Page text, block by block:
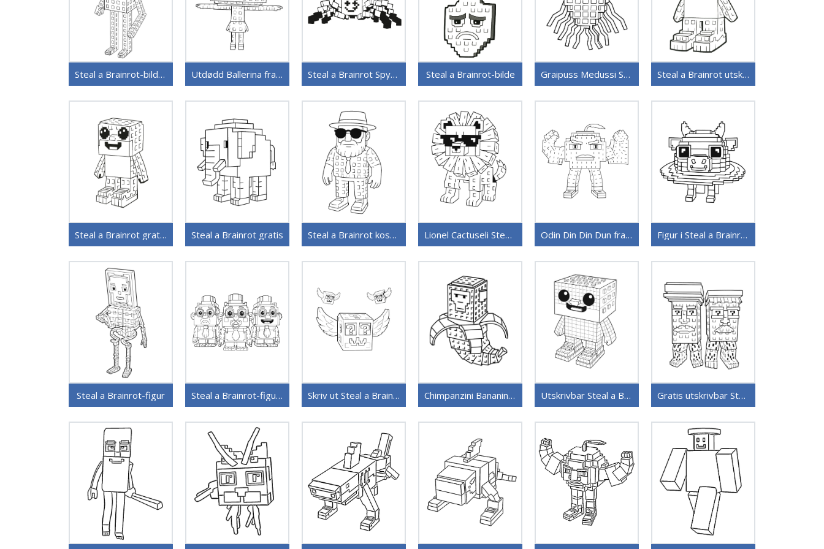
Steal a Brainrot-bilder Utdødd Ballerina fra Steal a Brainrot Steal a Brainrot SpyderSammy Steal a Brainrot-bilde Graipuss Medussi Steal a Brainrot Steal a Brainrot utskrivbar
Steal a Brainrot gratis utskrivbar Steal a Brainrot gratis Steal a Brainrot kostnadsfritt Lionel Cactuseli Steal a Brainrot Odin Din Din Dun fra Steal a Brainrot Figur i Steal a Brainrot
Steal a Brainrot-figur Steal a Brainrot-figurer Skriv ut Steal a Brainrot Chimpanzini Bananini Steal a Brainrot Utskrivbar Steal a Brainrot Gratis utskrivbar Steal a Brainrot